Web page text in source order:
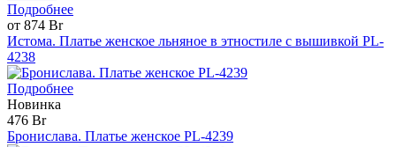
Подробнее
от 874 Br
Истома. Платье женское льняное в этностиле с вышивкой PL-
4238
Подробнее
Новинка
476 Br
Бронислава. Платье женское PL-4239